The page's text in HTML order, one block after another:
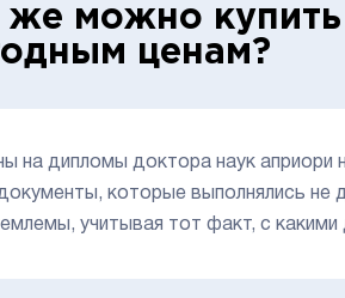
же можно
ценам?
на дипломы доктора наук априори
которые выполнялись
учитывая тот факт, с